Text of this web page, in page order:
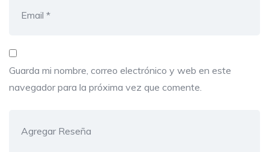
Guarda mi nombre, correo electrónico y web en este
navegador para la próxima vez que comente.